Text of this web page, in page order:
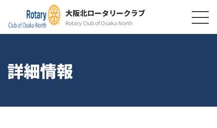
大阪北ロータリークラブ
Rotary Club of Osaka North
詳細情報